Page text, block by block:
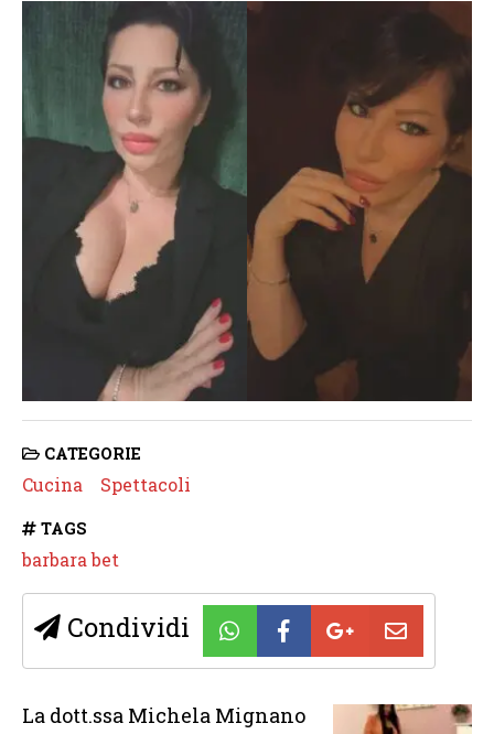
CATEGORIE
Cucina Spettacoli
TAGS
barbara bet
Condividi
La dott.ssa Michela Mignano